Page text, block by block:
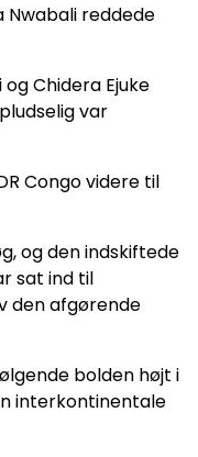
Nwabali reddede
Chidera Ejuke
var
Congo videre til
og den indskiftede
sat ind til
den afgørende
bolden højt i
interkontinentale